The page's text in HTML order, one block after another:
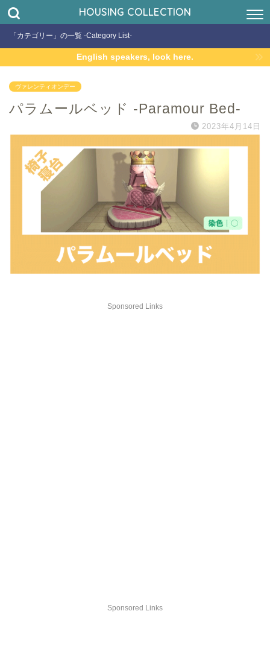
HOUSING COLLECTION
「カテゴリー」の一覧 -Category List-
English speakers, look here.
ヴァレンティオンデー
パラムールベッド -Paramour Bed-
2023年4月14日
Sponsored Links
Sponsored Links